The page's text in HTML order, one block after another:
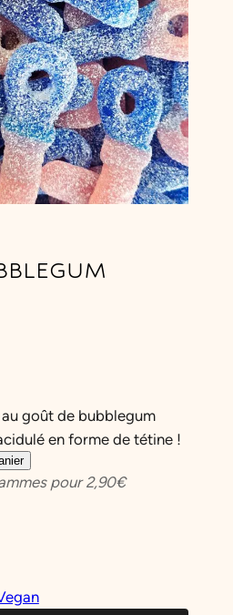
goût de bubblegum
en forme de tétine !
pour2,90€